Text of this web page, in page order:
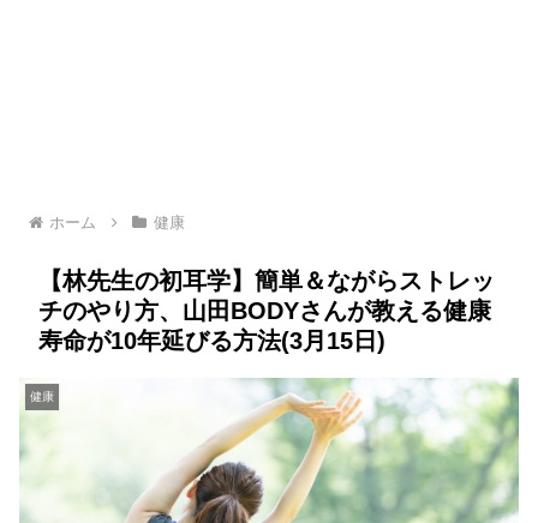
ホーム 健康
【林先生の初耳学】簡単＆ながらストレッ
チのやり方、山田BODYさんが教える健康
寿命が10年延びる方法(3月15日)
健康